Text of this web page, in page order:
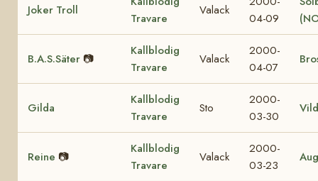
Joker Troll
Travare
Valack
04-09
B.A.S.Säter 📷
Kallblodig
Travare
Valack
2000-
04-07
Gilda
Kallblodig
Travare
Sto
2000-
03-30
Reine 📷
Kallblodig
Travare
Valack
2000-
03-23